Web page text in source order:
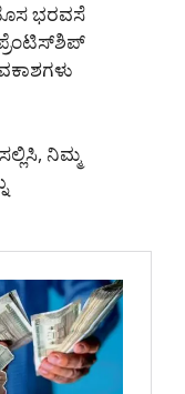
ಭರವಸೆ
ನಿಮ್ಮ